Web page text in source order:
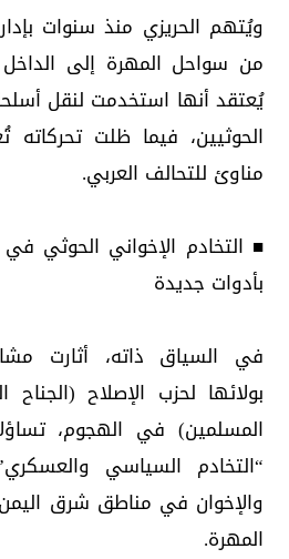
ويُتهم الحريزي منذ سنوات
من سواحل المهرة إلى
يُعتقد أنها استخدمت لنقل
الحوثيين، فيما ظلت
مناوئ للتحالف العربي.
■ التخادم الإخواني الحوثي
بأدوات جديدة
في السياق ذاته، أثارت
بولائها لحزب الإصلاح (الجناح
المسلمين) في الهجوم،
“التخادم السياسي
والإخوان في مناطق شرق
المهرة.